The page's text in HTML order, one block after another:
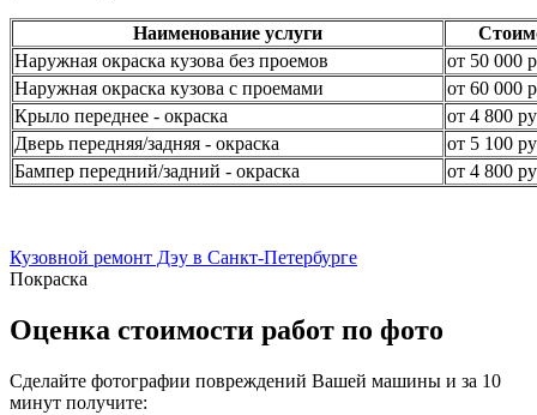
Наименование услуги
Наружная окраска кузова без проемов
от 50 000
Наружная окраска кузова с проемами
от 60 000
Крыло переднее - окраска
от 4 800
Дверь передняя/задняя - окраска
от 5 100
Бампер передний/задний - окраска
от 4 800
Кузовной ремонт Дэу в Санкт-Петербурге
Покраска
Оценка стоимости работ по фото
Сделайте фотографии повреждений Вашей машины и за 10
минут получите: